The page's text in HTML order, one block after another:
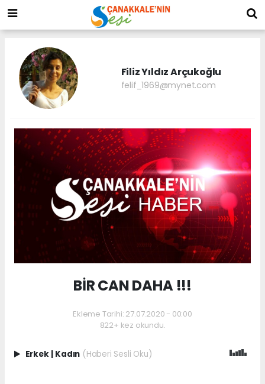
Filiz Yıldız Arçukoğlu
felif_1969@mynet.com
BİR CAN DAHA !!!
Ekleme Tarihi: 27.07.2020 - 00:00
822+ kez okundu.
Erkek Kadın (Haberi Sesli Oku)